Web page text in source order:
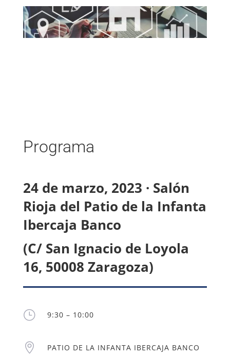
Programa
24 de marzo, 2023 · Salón
Rioja del Patio de la Infanta
Ibercaja Banco
(C/ San Ignacio de Loyola
16, 50008 Zaragoza)
} 9:30 – 10:00
 PATIO DE LA INFANTA IBERCAJA BANCO